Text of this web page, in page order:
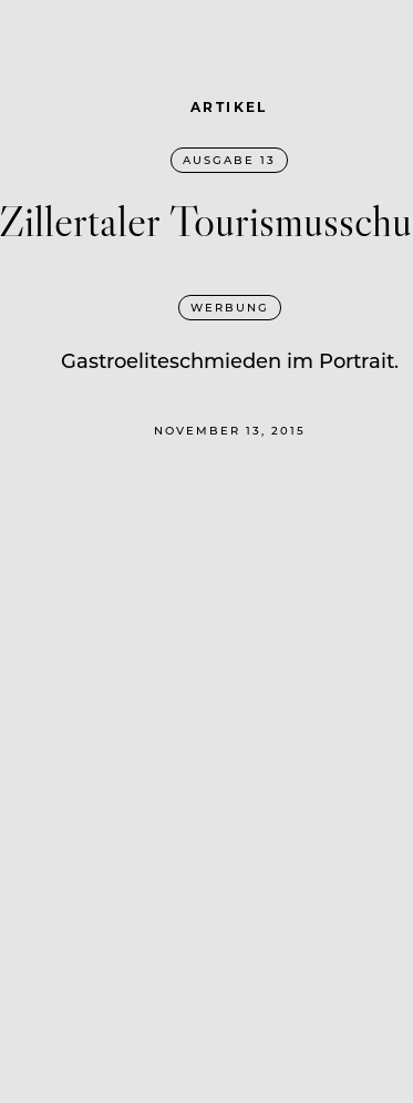
ARTIKEL
AUSGABE 13
Zillertaler
WERBUNG
Gastroeliteschmieden im Portrait.
NOVEMBER 13, 2015